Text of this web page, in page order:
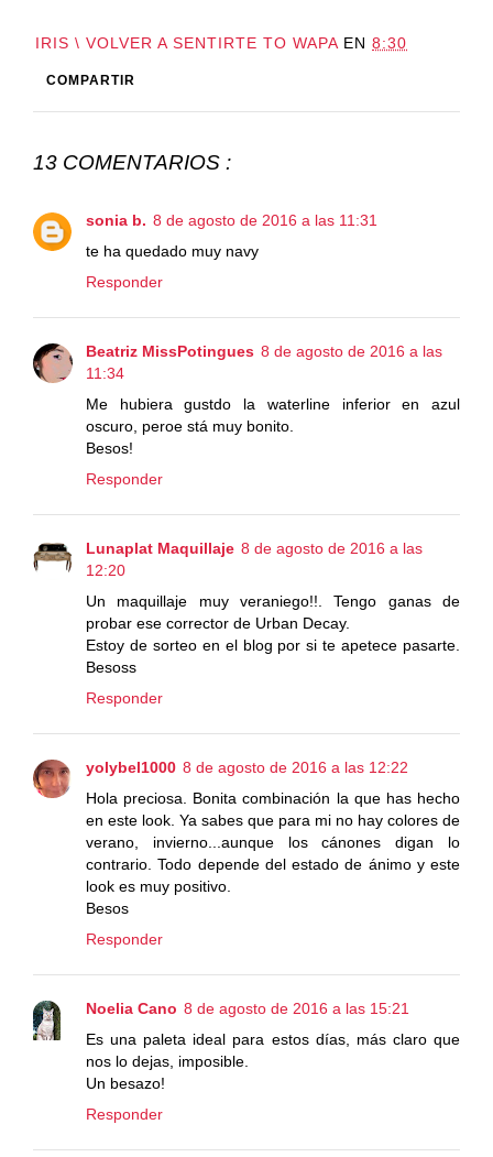
IRIS \ VOLVER A SENTIRTE TO WAPA EN 8:30
COMPARTIR
13 COMENTARIOS :
sonia b. 8 de agosto de 2016 a las 11:31
te ha quedado muy navy
Responder
Beatriz MissPotingues 8 de agosto de 2016 a las
11:34
Me hubiera gustdo la waterline inferior en azul
oscuro, peroe stá muy bonito.
Besos!
Responder
Lunaplat Maquillaje 8 de agosto de 2016 a las
12:20
Un maquillaje muy veraniego!!. Tengo ganas de
probar ese corrector de Urban Decay.
Estoy de sorteo en el blog por si te apetece pasarte.
Besoss
Responder
yolybel1000 8 de agosto de 2016 a las 12:22
Hola preciosa. Bonita combinación la que has hecho
en este look. Ya sabes que para mi no hay colores de
verano, invierno...aunque los cánones digan lo
contrario. Todo depende del estado de ánimo y este
look es muy positivo.
Besos
Responder
Noelia Cano 8 de agosto de 2016 a las 15:21
Es una paleta ideal para estos días, más claro que
nos lo dejas, imposible.
Un besazo!
Responder